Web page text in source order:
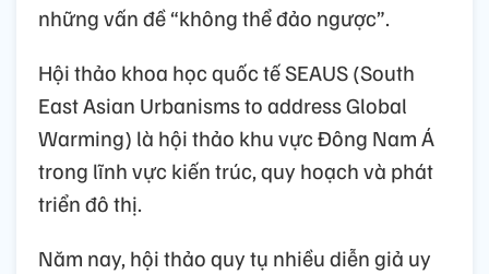
những vấn đề “không thể đảo ngược”.
Hội thảo khoa học quốc tế SEAUS (South
East Asian Urbanisms to address Global
Warming) là hội thảo khu vực Đông Nam Á
trong lĩnh vực kiến trúc, quy hoạch và phát
triển đô thị.
Năm nay, hội thảo quy tụ nhiều diễn giả uy